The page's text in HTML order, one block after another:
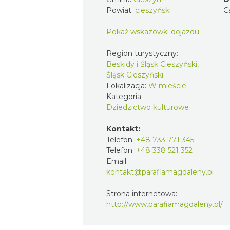
Powiat: cieszyński
Pokaż wskazówki dojazdu
Region turystyczny:
Beskidy i Śląsk Cieszyński,
Śląsk Cieszyński
Lokalizacja: W mieście
Kategoria:
Dziedzictwo kulturowe
Kontakt:
Telefon: +48 733 771 345
Telefon: +48 338 521 352
Email:
kontakt@parafiamagdaleny.pl
Strona internetowa:
http://www.parafiamagdaleny.pl/